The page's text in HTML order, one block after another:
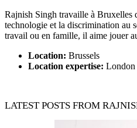
Rajnish Singh travaille à Bruxelles
technologie et la discrimination au
travail ou en famille, il aime jouer
Location: Brussels
Location expertise:
LATEST POSTS FROM